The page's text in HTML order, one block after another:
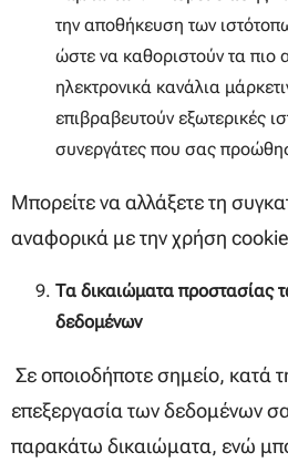
την αποθήκευση των
ώστε να καθοριστούν τα πιο
ηλεκτρονικά κανάλια
επιβραβευτούν εξωτερικές
συνεργάτες που σας
Μπορείτε να αλλάξετε τη
αναφορικά με την χρήση
Τα δικαιώματα προστασίας
δεδομένων
Σε οποιοδήποτε σημείο, κατά
επεξεργασία των δεδομένων
παρακάτω δικαιώματα, ενώ